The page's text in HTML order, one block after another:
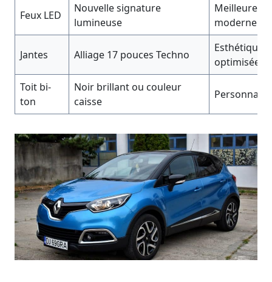
Feux LED
Nouvelle signature
lumineuse
Meilleure
moderne
Jantes Alliage 17 pouces Techno
Esthétique
optimisées
Toit bi-
ton
Noir brillant ou couleur
caisse